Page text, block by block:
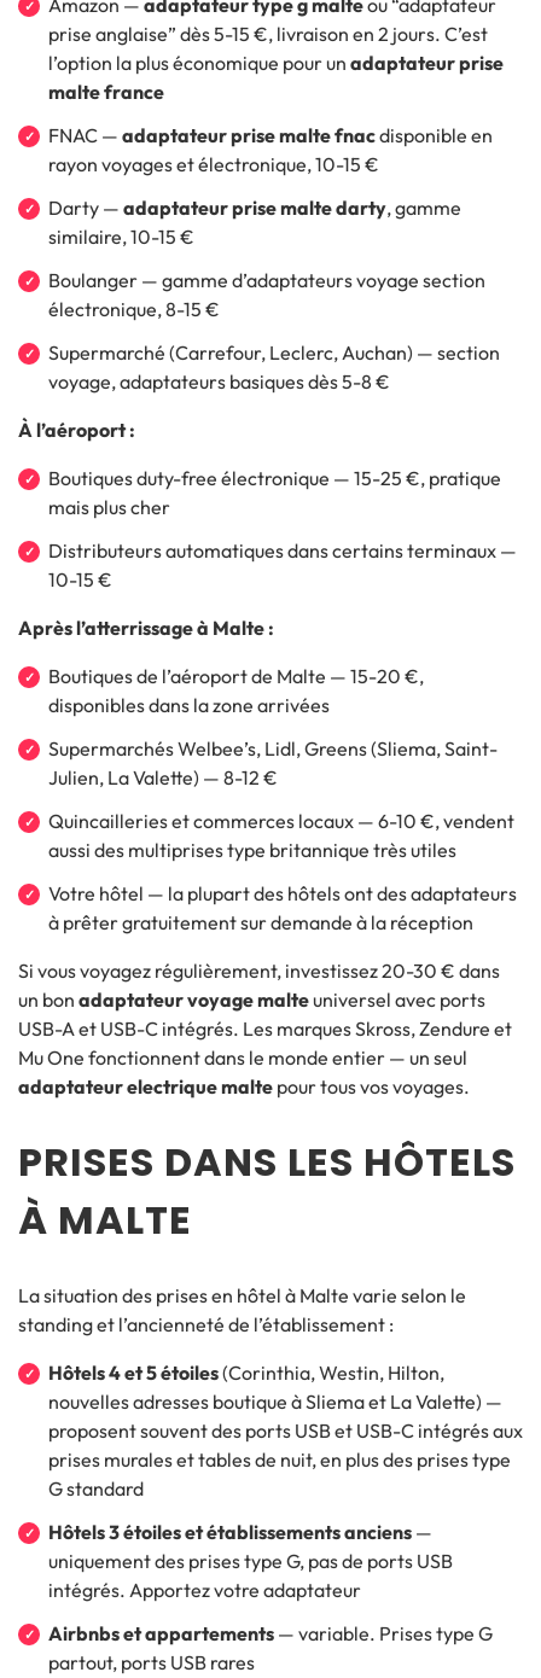
Amazon — adaptateur type g malteou “adaptateur
prise anglaise” dès 5-15 €, livraison en 2 jours. C’est
l’option la plus économique pour un adaptateur prise
malte france
FNAC — adaptateur prise malte fnacdisponible en
rayon voyages et électronique, 10-15 €
Darty — adaptateur prise malte darty, gamme
similaire, 10-15 €
Boulanger — gamme d’adaptateurs voyage section
électronique, 8-15 €
Supermarché (Carrefour, Leclerc, Auchan) — section
voyage, adaptateurs basiques dès 5-8 €
À l’aéroport :
Boutiques duty-free électronique — 15-25 €, pratique
mais plus cher
Distributeurs automatiques dans certains terminaux —
10-15 €
Après l’atterrissage à Malte :
Boutiques de l’aéroport de Malte — 15-20 €,
disponibles dans la zone arrivées
Supermarchés Welbee’s, Lidl, Greens (Sliema, Saint-
Julien, La Valette) — 8-12 €
Quincailleries et commerces locaux — 6-10 €, vendent
aussi des multiprises type britannique très utiles
Votre hôtel — la plupart des hôtels ont des adaptateurs
à prêter gratuitement sur demande à la réception
Si vous voyagez régulièrement, investissez 20-30 € dans
un bon adaptateur voyage malteuniversel avec ports
USB-A et USB-C intégrés. Les marques Skross, Zendure et
Mu One fonctionnent dans le monde entier — un seul
adaptateur electrique malte pour tous vos voyages.
PRISES DANS LES HÔTELS
À MALTE
La situation des prises en hôtel à Malte varie selon le
standing et l’ancienneté de l’établissement :
Hôtels 4 et 5 étoiles(Corinthia, Westin, Hilton,
nouvelles adresses boutique à Sliema et La Valette) —
proposent souvent des ports USB et USB-C intégrés aux
prises murales et tables de nuit, en plus des prises type
G standard
Hôtels 3 étoiles et établissements anciens —
uniquement des prises type G, pas de ports USB
intégrés. Apportez votre adaptateur
Airbnbs et appartements — variable. Prises type G
partout, ports USB rares